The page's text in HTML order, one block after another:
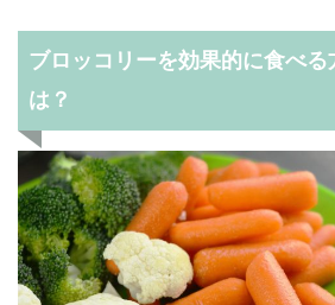
ブロッコリーを効果的に食べる
は？